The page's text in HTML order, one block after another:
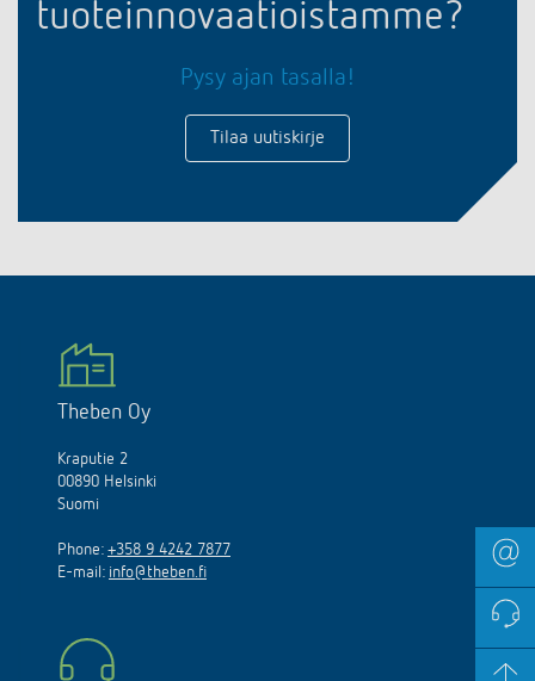
tuoteinnovaatioistamme?
Pysy ajan tasalla!
Tilaa uutiskirje
Theben Oy
Kraputie 2
00890 Helsinki
Suomi
Phone: +358 9 4242 7877
E-mail: info@theben.fi